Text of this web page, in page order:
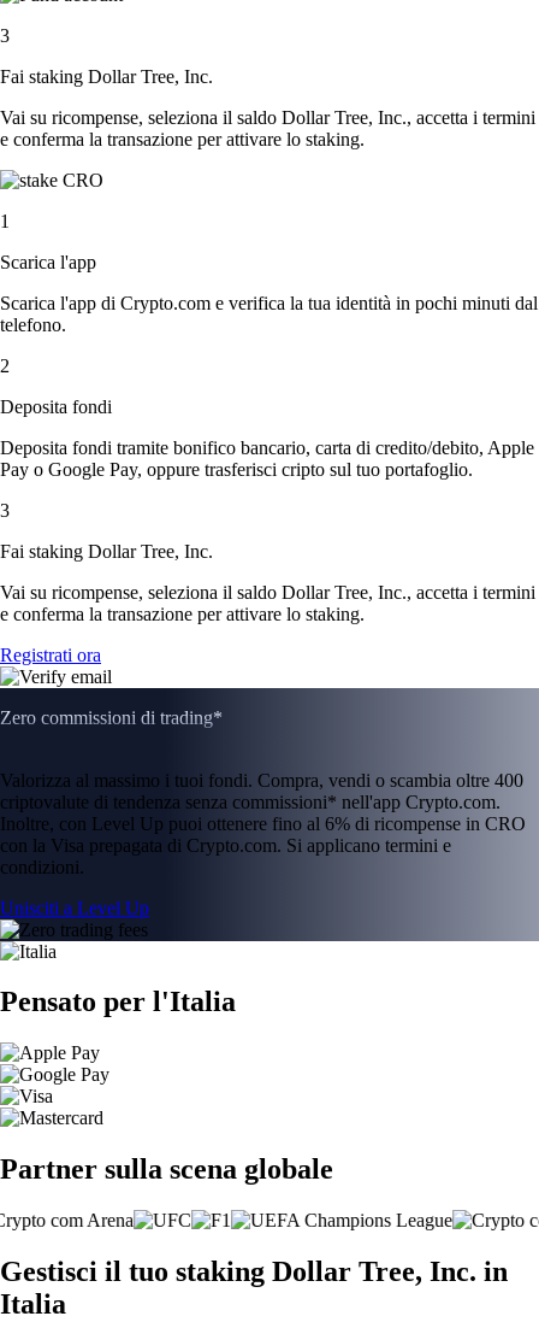
3
Fai staking Dollar Tree, Inc.
Vai su ricompense, seleziona il saldo Dollar Tree, Inc., accetta i termini
e conferma la transazione per attivare lo staking.
1
Scarica l'app
Scarica l'app di Crypto.com e verifica la tua identità in pochi minuti dal
telefono.
2
Deposita fondi
Deposita fondi tramite bonifico bancario, carta di credito/debito, Apple
Pay o Google Pay, oppure trasferisci cripto sul tuo portafoglio.
3
Fai staking Dollar Tree, Inc.
Vai su ricompense, seleziona il saldo Dollar Tree, Inc., accetta i termini
e conferma la transazione per attivare lo staking.
Registrati ora
Zero commissioni di trading*
Valorizza al massimo i tuoi fondi. Compra, vendi o scambia oltre 400
criptovalute di tendenza senza commissioni* nell'app Crypto.com.
Inoltre, con Level Up puoi ottenere fino al 6% di ricompense in CRO
con la Visa prepagata di Crypto.com. Si applicano termini e
condizioni.
Unisciti a Level Up
Pensato per l'Italia
Partner sulla scena globale
Gestisci il tuo staking Dollar Tree, Inc. in
Italia